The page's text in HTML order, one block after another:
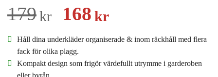
179kr
Det
ursprungliga
priset
var:
168 krDet
nuvarande
är:
Håll dina underkläder organiserade & inom räckhåll med flera
fack för olika plagg.
Kompakt design som frigör värdefullt utrymme i garderoben